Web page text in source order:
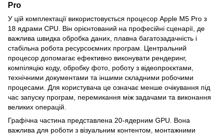
Pro
У цій комплектації використовується процесор Apple M5 Pro з
18 ядрами CPU. Він орієнтований на професійні сценарії, де
важлива швидка обробка даних, плавна багатозадачність і
стабільна робота ресурсоємних програм. Центральний
процесор допомагає ефективно виконувати рендеринг,
компіляцію коду, обробку фото, роботу з відеопроєктами,
технічними документами та іншими складними робочими
процесами. Для користувача це означає менше очікування під
час запуску програм, перемикання між задачами та виконання
великих операцій.
Графічна частина представлена 20-ядерним GPU. Вона
важлива для роботи з візуальним контентом, монтажними